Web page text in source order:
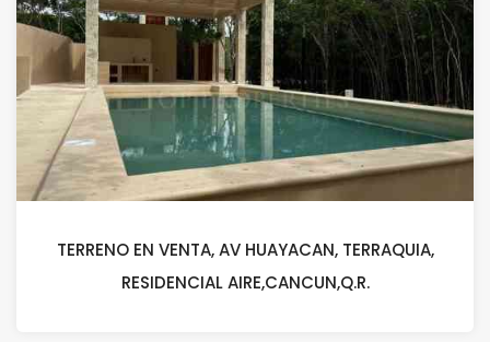
TERRENO EN VENTA, AV HUAYACAN, TERRAQUIA,
RESIDENCIAL AIRE,CANCUN,Q.R.